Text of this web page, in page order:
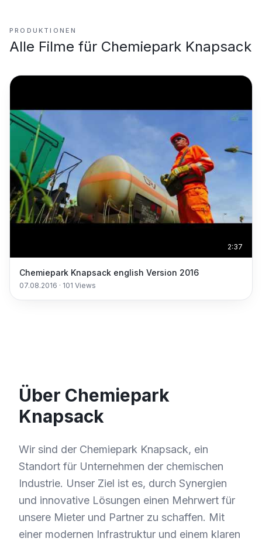
PRODUKTIONEN
Alle Filme für Chemiepark Knapsack
2:37
Chemiepark Knapsack english Version 2016
07.08.2016 · 101 Views
Über Chemiepark
Knapsack
Wir sind der Chemiepark Knapsack, ein
Standort für Unternehmen der chemischen
Industrie. Unser Ziel ist es, durch Synergien
und innovative Lösungen einen Mehrwert für
unsere Mieter und Partner zu schaffen. Mit
einer modernen Infrastruktur und einem klaren